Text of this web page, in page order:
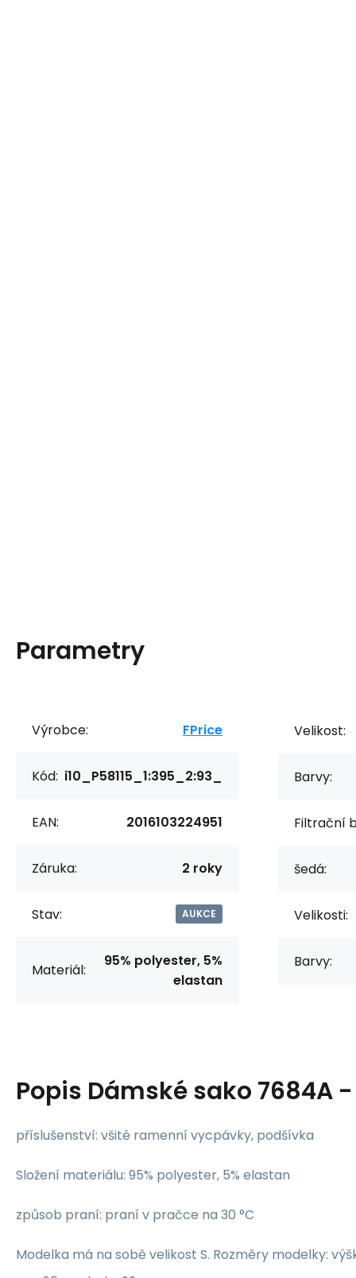
Parametry
Výrobce: FPrice
Kód: i10_P58115_1:395_2:93_
EAN: 2016103224951
Záruka: 2 roky
Stav: AUKCE
Materiál:
95% polyester, 5%
elastan
Velikost:
Barvy:
Filtrační
šedá:
Velikosti:
Barvy:
Popis Dámské sako 7684A -
příslušenství: všité ramenní vycpávky, podšívka
Složení materiálu: 95% polyester, 5% elastan
způsob praní: praní v pračce na 30 °C
Modelka má na sobě velikost S. Rozměry modelky: